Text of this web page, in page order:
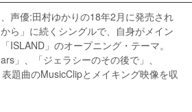
声優:田村ゆかりの18年2月に発売され
ら」に続くシングルで、自身がメイン
ISLAND」のオープニング・テーマ。
」、「ジェラシーのその後で」、
表題曲のMusicClipとメイキング映像を収